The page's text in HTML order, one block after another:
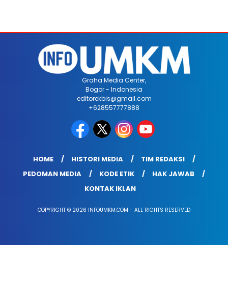
Graha Media Center,
Bogor - Indonesia
editorekbis@gmail.com
+628557777888
HOME HISTORI MEDIA
TIM REDAKSI
PEDOMAN MEDIA
KODE ETIK
HAK JAWAB
KONTAK IKLAN
COPYRIGHT © 2026 INFOUMKM.COM - ALL RIGHTS RESERVED